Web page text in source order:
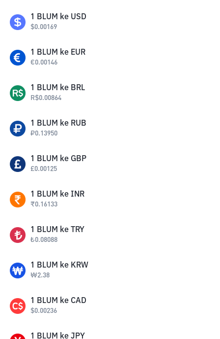
1 BLUM ke USD
$0.00169
1 BLUM ke EUR
€0.00146
1 BLUM ke BRL
R$0.00864
1 BLUM ke RUB
₽0.13950
1 BLUM ke GBP
£0.00125
1 BLUM ke INR
₹0.16133
1 BLUM ke TRY
₺0.08088
1 BLUM ke KRW
₩2.38
1 BLUM ke CAD
$0.00236
1 BLUM ke JPY